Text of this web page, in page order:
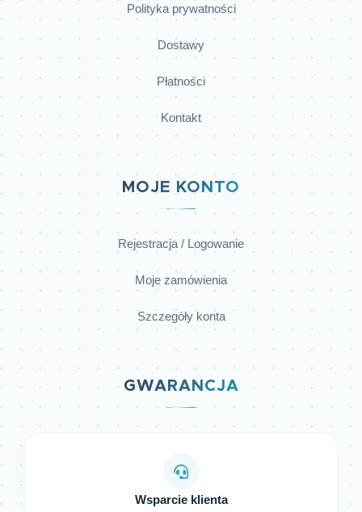
Polityka prywatności
Dostawy
Płatności
Kontakt
MOJE KONTO
Rejestracja / Logowanie
Moje zamówienia
Szczegóły konta
GWARANCJA
Wsparcie klienta